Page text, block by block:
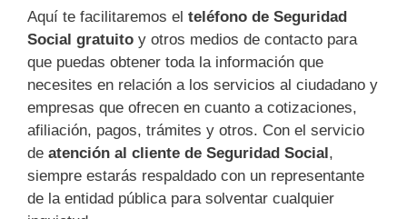
Aquí te facilitaremos el teléfono de Seguridad
Social gratuito y otros medios de contacto para
que puedas obtener toda la información que
necesites en relación a los servicios al ciudadano y
empresas que ofrecen en cuanto a cotizaciones,
afiliación, pagos, trámites y otros. Con el servicio
de atención al cliente de Seguridad Social,
siempre estarás respaldado con un representante
de la entidad pública para solventar cualquier